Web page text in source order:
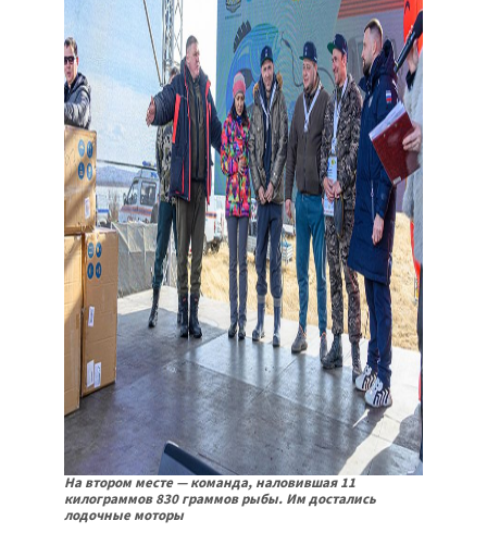
На втором месте — команда, наловившая 11
килограммов 830 граммов рыбы. Им достались
лодочные моторы